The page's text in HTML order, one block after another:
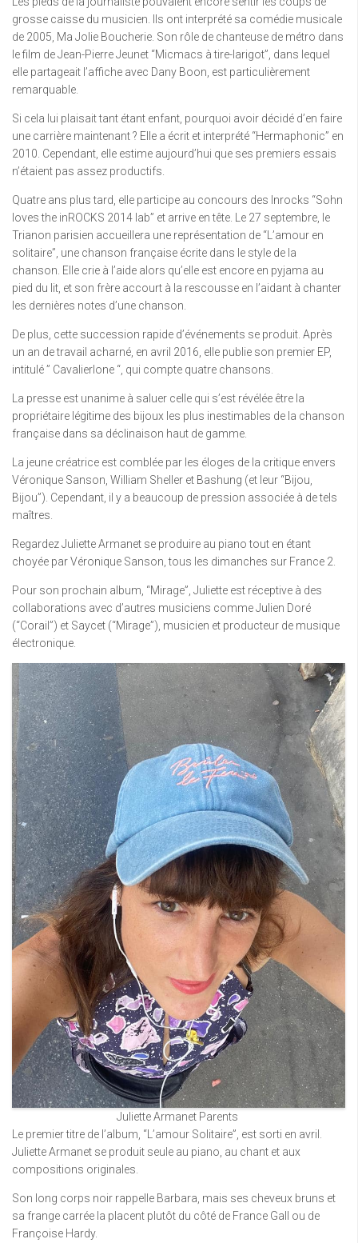
grosse caisse du musicien. Ils ont interprété sa comédie musicale
de 2005, Ma Jolie Boucherie. Son rôle de chanteuse de métro dans
le film de Jean-Pierre Jeunet “Micmacs à tire-larigot”, dans lequel
elle partageait l’affiche avec Dany Boon, est particulièrement
remarquable.
Si cela lui plaisait tant étant enfant, pourquoi avoir décidé d’en faire
une carrière maintenant ? Elle a écrit et interprété “Hermaphonic” en
2010. Cependant, elle estime aujourd’hui que ses premiers essais
n’étaient pas assez productifs.
Quatre ans plus tard, elle participe au concours des Inrocks “Sohn
loves the inROCKS 2014 lab” et arrive en tête. Le 27 septembre, le
Trianon parisien accueillera une représentation de “L’amour en
solitaire”, une chanson française écrite dans le style de la
chanson. Elle crie à l’aide alors qu’elle est encore en pyjama au
pied du lit, et son frère accourt à la rescousse en l’aidant à chanter
les dernières notes d’une chanson.
De plus, cette succession rapide d’événements se produit. Après
un an de travail acharné, en avril 2016, elle publie son premier EP,
intitulé ” Cavalierlone “, qui compte quatre chansons.
La presse est unanime à saluer celle qui s’est révélée être la
propriétaire légitime des bijoux les plus inestimables de la chanson
française dans sa déclinaison haut de gamme.
La jeune créatrice est comblée par les éloges de la critique envers
Véronique Sanson, William Sheller et Bashung (et leur “Bijou,
Bijou”). Cependant, il y a beaucoup de pression associée à de tels
maîtres.
Regardez Juliette Armanet se produire au piano tout en étant
choyée par Véronique Sanson, tous les dimanches sur France 2.
Pour son prochain album, “Mirage”, Juliette est réceptive à des
collaborations avec d’autres musiciens comme Julien Doré
(“Corail”) et Saycet (“Mirage”), musicien et producteur de musique
électronique.
Juliette Armanet Parents
Le premier titre de l’album, “L’amour Solitaire”, est sorti en avril.
Juliette Armanet se produit seule au piano, au chant et aux
compositions originales.
Son long corps noir rappelle Barbara, mais ses cheveux bruns et
sa frange carrée la placent plutôt du côté de France Gall ou de
Françoise Hardy.